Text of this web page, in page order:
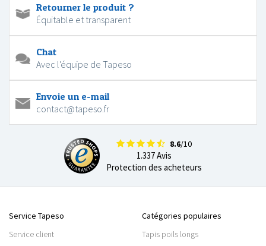
Retourner le produit ?
Équitable et transparent
Chat
Avec l'équipe de Tapeso
Envoie un e-mail
contact@tapeso.fr
8.6/10
1.337 Avis
Protection des acheteurs
Service Tapeso
Service client
Catégories populaires
Tapis poils longs